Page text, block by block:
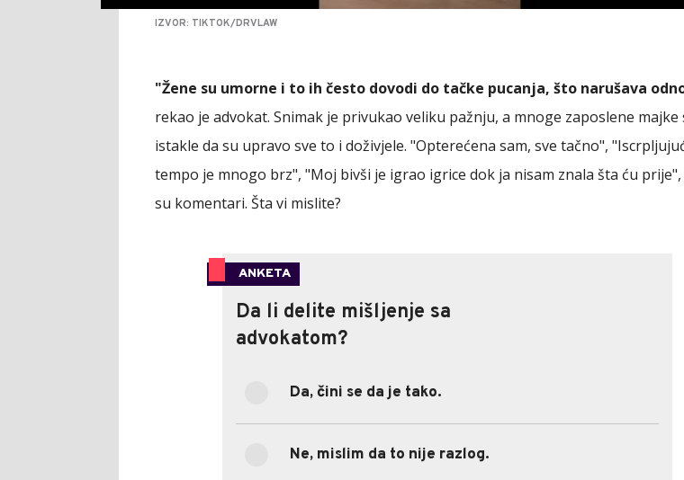
IZVOR: TIKTOK/DRVLAW
"Žene su umorne i to ih često dovodi do tačke pucanja, što narušava
rekao je advokat. Snimak je privukao veliku pažnju, a mnoge zaposlene majke
istakle da su upravo sve to i doživjele. "Opterećena sam, sve tačno",
tempo je mnogo brz", "Moj bivši je igrao igrice dok ja nisam znala šta ću
su komentari. Šta vi mislite?
ANKETA
Da li delite mišljenje sa
(2)
Da li delite mišljenje sa
advokatom?
Da, čini se da je tako.
Ne, mislim da to nije razlog.